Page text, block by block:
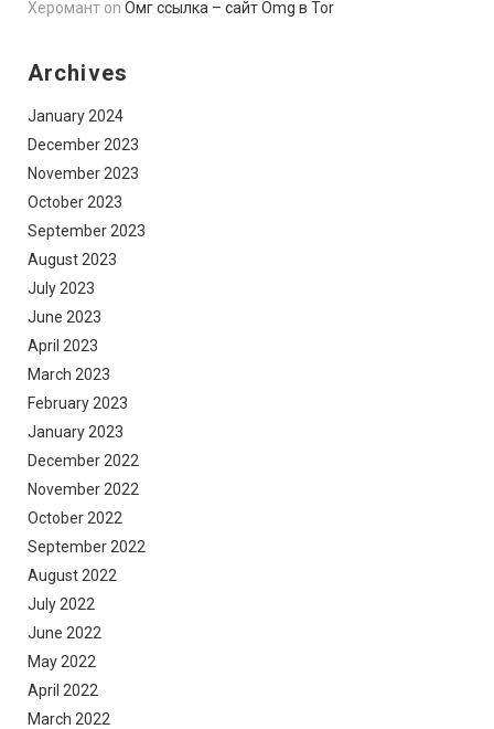
Херомант on Омг ссылка – сайт Omg в Tor
Archives
January 2024
December 2023
November 2023
October 2023
September 2023
August 2023
July 2023
June 2023
April 2023
March 2023
February 2023
January 2023
December 2022
November 2022
October 2022
September 2022
August 2022
July 2022
June 2022
May 2022
April 2022
March 2022